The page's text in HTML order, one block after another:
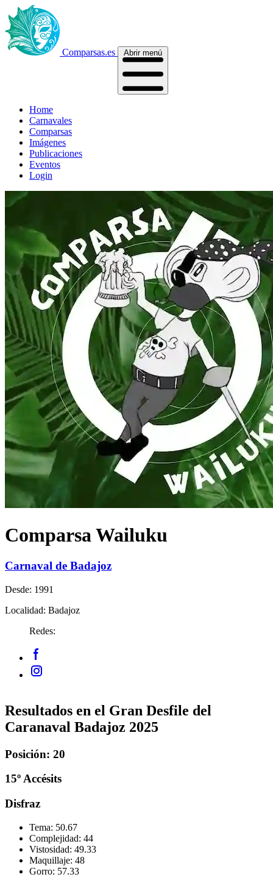
Comparsas.es Abrir menú
Home
Carnavales
Comparsas
Imágenes
Publicaciones
Eventos
Login
Comparsa Wailuku
Carnaval de Badajoz
Desde: 1991
Localidad: Badajoz
Redes:
Resultados en el Gran Desfile del
Caranaval Badajoz 2025
Posición: 20
15º Accésits
Disfraz
Tema: 50.67
Complejidad: 44
Vistosidad: 49.33
Maquillaje: 48
Gorro: 57.33